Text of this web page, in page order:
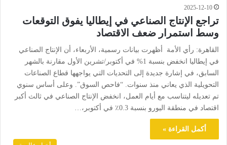
2025-12-10
تراجع الإنتاج الصناعي في إيطاليا يفوق التوقعات
وسط استمرار ضعف الاقتصاد
القاهرة: رأي الأمة أظهرت بيانات رسمية، الأربعاء، أن الإنتاج الصناعي
في إيطاليا انخفض بنسبة 1% في أكتوبر/تشرين الأول مقارنة بالشهر
السابق، في إشارة جديدة إلى التحديات التي يواجهها قطاع الصناعات
التحويلية الذي يعاني منذ سنوات. “فاحص السوق”. وعلى أساس سنوي
تم تعديله ليتناسب مع أيام العمل، انخفض الإنتاج الصناعي في ثالث أكبر
اقتصاد في منطقة اليورو بنسبة 0.3٪ في أكتوبر،…
أكمل القراءة »